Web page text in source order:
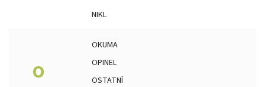
NIKL
O
OKUMA
OPINEL
OSTATNÍ